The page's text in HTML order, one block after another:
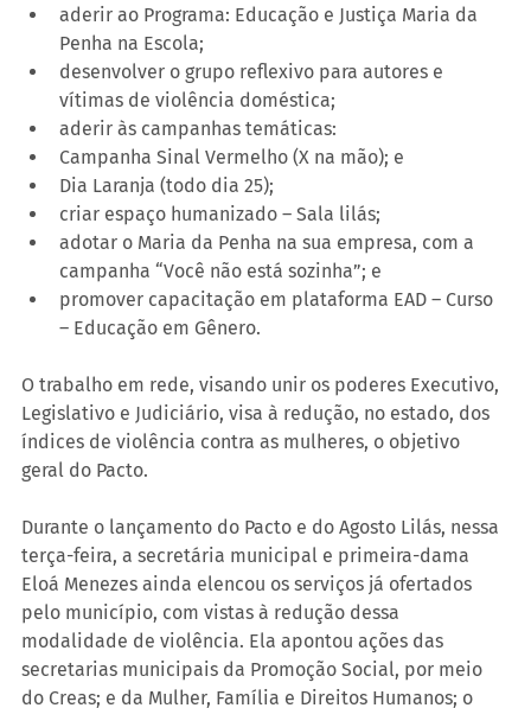
aderir ao Programa: Educação e Justiça Maria da
Penha na Escola;
desenvolver o grupo reflexivo para autores e
vítimas de violência doméstica;
aderir às campanhas temáticas:
Campanha Sinal Vermelho (X na mão); e
Dia Laranja (todo dia 25);
criar espaço humanizado – Sala lilás;
adotar o Maria da Penha na sua empresa, com a
campanha “Você não está sozinha”; e
promover capacitação em plataforma EAD – Curso
– Educação em Gênero.
O trabalho em rede, visando unir os poderes Executivo,
Legislativo e Judiciário, visa à redução, no estado, dos
índices de violência contra as mulheres, o objetivo
geral do Pacto.
Durante o lançamento do Pacto e do Agosto Lilás, nessa
terça-feira, a secretária municipal e primeira-dama
Eloá Menezes ainda elencou os serviços já ofertados
pelo município, com vistas à redução dessa
modalidade de violência. Ela apontou ações das
secretarias municipais da Promoção Social, por meio
do Creas; e da Mulher, Família e Direitos Humanos; o